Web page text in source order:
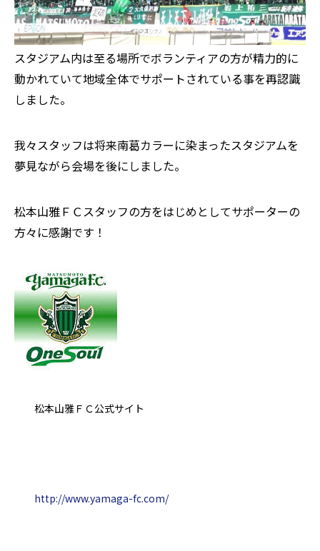
スタジアム内は至る場所でボランティアの方が精力的に
動かれていて地域全体でサポートされている事を再認識
しました。
我々スタッフは将来南葛カラーに染まったスタジアムを
夢見ながら会場を後にしました。
松本山雅ＦＣスタッフの方をはじめとしてサポーターの
方々に感謝です！
松本山雅ＦＣ公式サイト
http://www.yamaga-fc.com/